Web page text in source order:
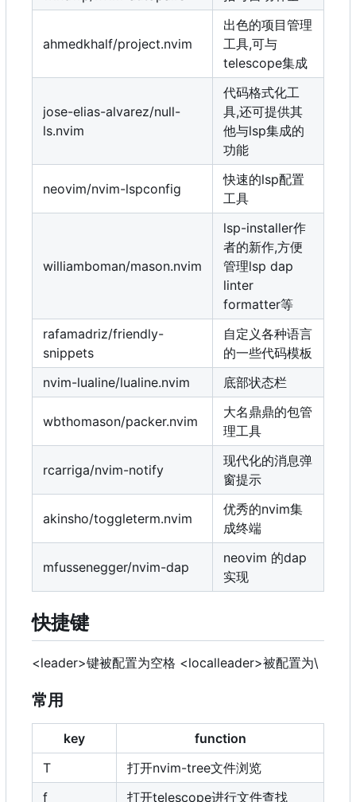
ahmedkhalf/project.nvim
出色的项目管理
工具,可与
telescope集成
jose-elias-alvarez/null-
ls.nvim
代码格式化工
具,还可提供其
他与lsp集成的
功能
neovim/nvim-lspconfig
快速的lsp配置
工具
williamboman/mason.nvim
lsp-installer作
者的新作,方便
管理lsp dap
linter
formatter等
rafamadriz/friendly-
snippets
自定义各种语言
的一些代码模板
nvim-lualine/lualine.nvim
底部状态栏
wbthomason/packer.nvim
大名鼎鼎的包管
理工具
rcarriga/nvim-notify
现代化的消息弹
窗提示
akinsho/toggleterm.nvim
优秀的nvim集
成终端
mfussenegger/nvim-dap
neovim 的dap
实现
快捷键
<leader>键被配置为空格 <localleader>被配置为\
常用
key
function
T
打开nvim-tree文件浏览
f
打开telescope进行文件查找